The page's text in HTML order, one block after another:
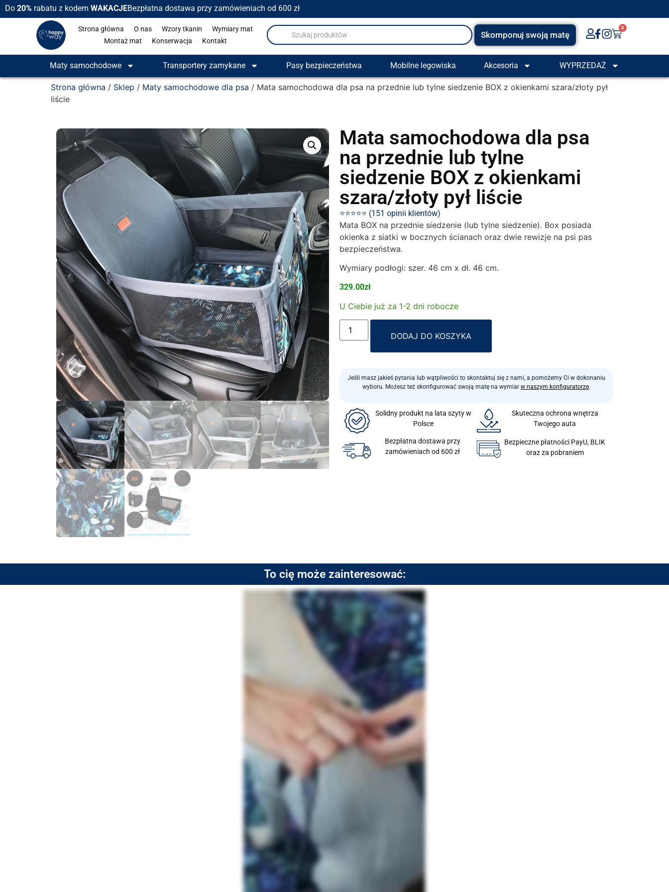
Do 20% rabatu z kodem WAKACJEBezpłatna dostawa przy zamówieniach od 600 zł
Strona główna O nas Wzory tkanin
Wymiary mat
Montaż mat
Konserwacja Kontakt
Skomponuj swoją matę
0
Maty samochodowe Transportery zamykane Pasy bezpieczeństwa Mobilne legowiska Akcesoria WYPRZEDAŻ
Strona główna / Sklep / Maty samochodowe dla psa / Mata samochodowa dla psa na przednie lub tylne siedzenie BOX z okienkami szara/złoty pył
liście
Mata samochodowa dla psa
na przednie lub tylne
siedzenie BOX z okienkami
szara/złoty pył liście
⭐⭐⭐⭐⭐ (151 opinii klientów)
Mata BOX na przednie siedzenie (lub tylne siedzenie). Box posiada
okienka z siatki w bocznych ścianach oraz dwie rewizje na psi pas
bezpieczeństwa.
Wymiary podłogi: szer. 46 cm x dł. 46 cm.
329.00zł
U Ciebie już za 1-2 dni robocze
DODAJ DO KOSZYKA
Jeśli masz jakieś pytania lub wątpliwości to skontaktuj się z nami, a pomożemy Ci w dokonaniu
wyboru. Możesz też skonfigurować swoją matę na wymiar w naszym konfiguratorze.
Solidny produkt na lata szyty w
Polsce
Skuteczna ochrona wnętrza
Twojego auta
Bezpłatna dostawa przy
zamówieniach od 600 zł
Bezpieczne płatności PayU, BLIK
oraz za pobraniem
To cię może zainteresować: